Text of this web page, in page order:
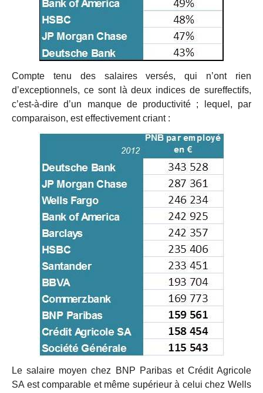
Compte tenu des salaires versés, qui n’ont rien
d’exceptionnels, ce sont là deux indices de sureffectifs,
c’est-à-dire d’un manque de productivité ; lequel, par
comparaison, est effectivement criant :
Le salaire moyen chez BNP Paribas et Crédit Agricole
SA est comparable et même supérieur à celui chez Wells